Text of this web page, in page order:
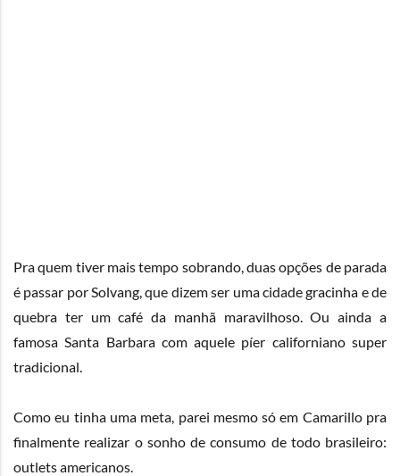
Pra quem tiver mais tempo sobrando, duas opções de parada
é passar por Solvang, que dizem ser uma cidade gracinha e de
quebra ter um café da manhã maravilhoso. Ou ainda a
famosa Santa Barbara com aquele píer californiano super
tradicional.
Como eu tinha uma meta, parei mesmo só em Camarillo pra
finalmente realizar o sonho de consumo de todo brasileiro:
outlets americanos.